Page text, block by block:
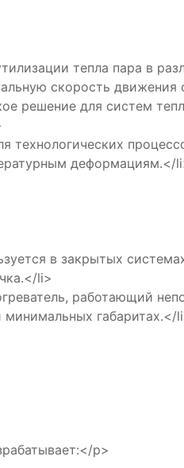
тепла пара в
скорость движения
для систем
деформациям.</
в закрытых системах
li>
работающий
минимальных габаритах.</
p>